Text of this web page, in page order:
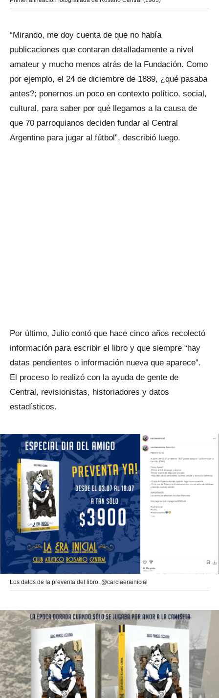
“Mirando, me doy cuenta de que no había
publicaciones que contaran detalladamente a nivel
amateur y mucho menos atrás de la Fundación. Como
por ejemplo, el 24 de diciembre de 1889, ¿qué pasaba
antes?; ponernos un poco en contexto político, social,
cultural, para saber por qué llegamos a la causa de
que 70 parroquianos deciden fundar al Central
Argentine para jugar al fútbol”, describió luego.
Por último, Julio contó que hace cinco años recolectó
información para escribir el libro y que siempre “hay
datas pendientes o información nueva que aparece”.
El proceso lo realizó con la ayuda de gente de
Central, revisionistas, historiadores y datos
estadísticos.
Los datos de la preventa del libro. @carclaerainicial